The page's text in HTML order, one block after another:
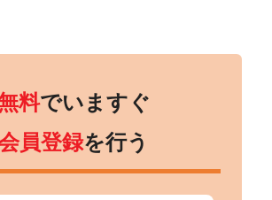
料でいますぐ
員登録を行う